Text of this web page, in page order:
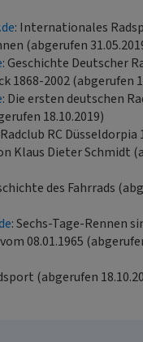
: Internationales
(abgerufen
: Geschichte Deutscher
1868-2002 (abgerufen
: Die ersten deutschen
18.10.2019)
RC Düsseldorpia
Klaus Dieter Schmidt
des Fahrrads
: Sechs-Tage-Rennen
08.01.1965
(abgerufen